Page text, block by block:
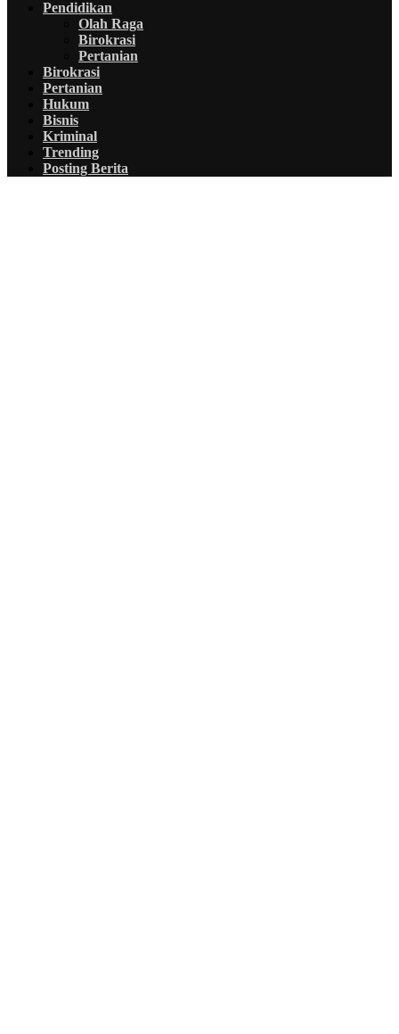
Pendidikan
Olah Raga
Birokrasi
Pertanian
Birokrasi
Pertanian
Hukum
Bisnis
Kriminal
Trending
Posting Berita